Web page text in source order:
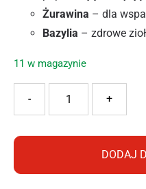
Żurawina – dla
Bazylia – zdrowe
11 w magazynie
+
-
DODAJ